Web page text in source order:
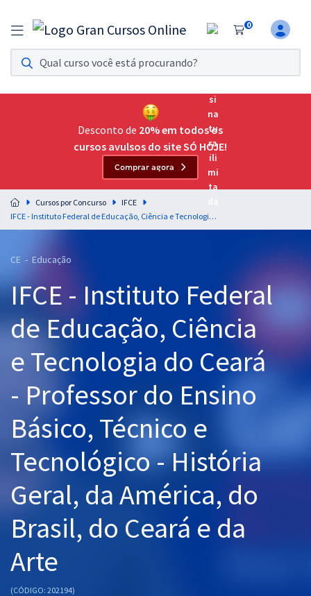
0
Assinatura Ilimitada 11
Acesso a todos os cursos. Teste grátis por 7 dias!
Assinatura OAB Até Passar
Acesso ilimitado a toda preparação para o Exame da
Residências Multiprofissionais
Preparação completa e intensiva para as principais
residências em saúde do Brasil
Cursos 20% OFF
Pós
Graduação
OAB
Mentorias
Questões grátis
Aprovados
Desconto de 20% em todos os
cursos avulsos do site SÓ HOJE!
Comprar agora
Cursos por Concurso
IFCE
IFCE - Instituto Federal de Educação, Ciência e Tecnologia do Ceará - Professor do Ensino Básico, Técnico e Tecnológico - História Geral, da América, do Brasil, do Ceará e da Arte
CE - Educação
IFCE - Instituto Federal
de Educação, Ciência
e Tecnologia do Ceará
- Professor do Ensino
Básico, Técnico e
Tecnológico - História
Geral, da América, do
Brasil, do Ceará e da
Arte
(CÓDIGO: 202194)